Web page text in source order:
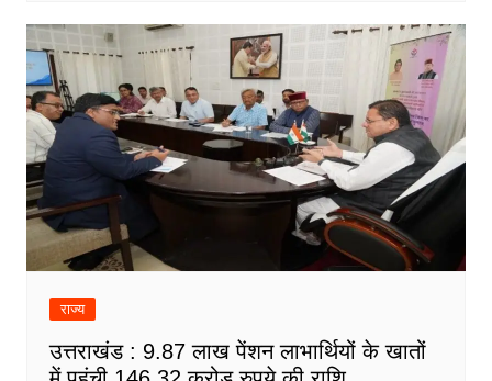
राज्य
उत्तराखंड : 9.87 लाख पेंशन लाभार्थियों के खातों